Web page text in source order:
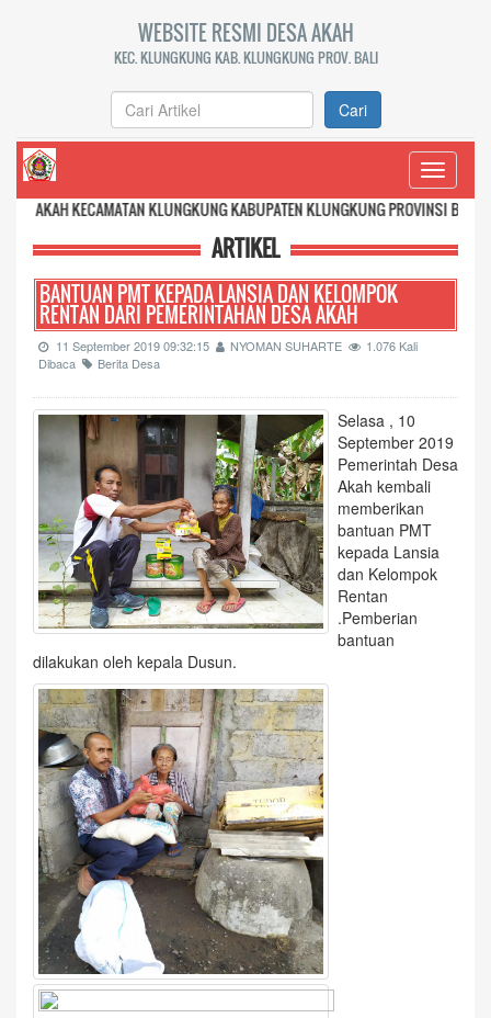
WEBSITE RESMI DESA AKAH
KEC. KLUNGKUNG KAB. KLUNGKUNG PROV. BALI
Cari
Toggle
KLUNGKUNG KABUPATEN KLUNGKUNG PROVINSI BALI
ARTIKEL
BANTUAN PMT KEPADA LANSIA DAN KELOMPOK
RENTAN DARI PEMERINTAHAN DESA AKAH
11 September 2019 09:32:15 NYOMAN SUHARTE
1.076 Kali
Dibaca
Berita Desa
Selasa , 10
September 2019
Pemerintah Desa
Akah kembali
memberikan
bantuan PMT
kepada Lansia
dan Kelompok
Rentan
.Pemberian
bantuan
dilakukan oleh kepala Dusun.